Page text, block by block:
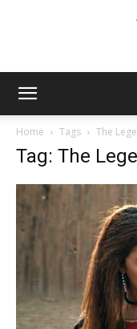
Home Tags The
Tag: The